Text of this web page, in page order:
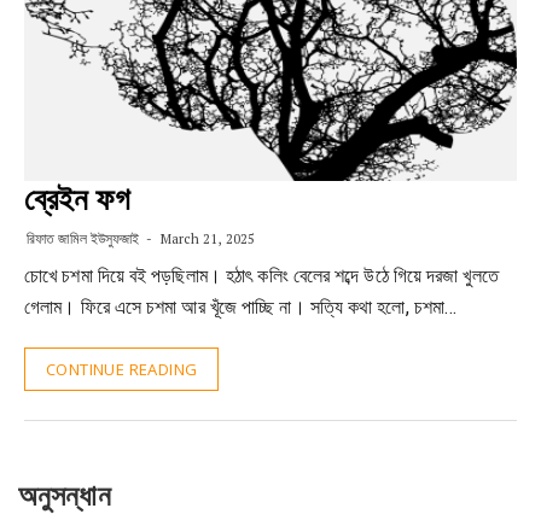
ব্রেইন ফগ
রিফাত জামিল ইউসুফজাই March 21, 2025
চোখে চশমা দিয়ে বই পড়ছিলাম। হঠাৎ কলিং বেলের শব্দে উঠে গিয়ে দরজা খুলতে
গেলাম। ফিরে এসে চশমা আর খূঁজে পাচ্ছি না। সত্যি কথা হলো, চশমা…
CONTINUE READING
অনুসন্ধান